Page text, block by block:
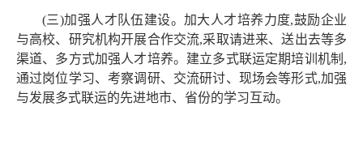
(三)加强人才队伍建设。加大人才培养力度,鼓励企业
与高校、研究机构开展合作交流,采取请进来、送出去等多
渠道、多方式加强人才培养。建立多式联运定期培训机制,
通过岗位学习、考察调研、交流研讨、现场会等形式,加强
与发展多式联运的先进地市、省份的学习互动。